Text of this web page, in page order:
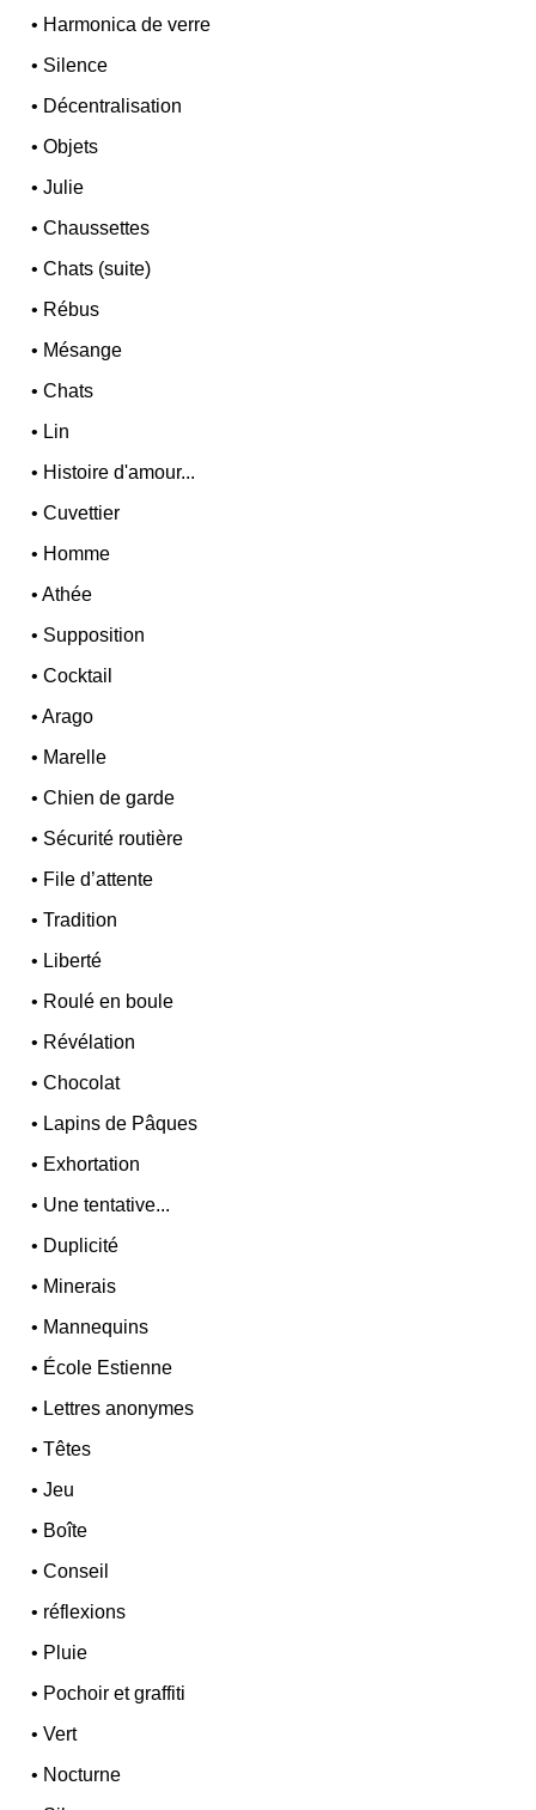
• Harmonica de verre
• Silence
• Décentralisation
•Objets
•Julie
•Chaussettes
•Chats (suite)
• Rébus
• Mésange
•Chats
• Lin
• Histoire d'amour...
•Cuvettier
• Homme
•Athée
• Supposition
•Cocktail
•Arago
• Marelle
•Chien de garde
• Sécurité routière
• File d’attente
•Tradition
• Liberté
• Roulé en boule
• Révélation
•Chocolat
• Lapins de Pâques
• Exhortation
• Une tentative...
• Duplicité
• Minerais
• Mannequins
• École Estienne
• Lettres anonymes
•Têtes
•Jeu
• Boîte
•Conseil
• réflexions
• Pluie
• Pochoir et graffiti
•Vert
• Nocturne